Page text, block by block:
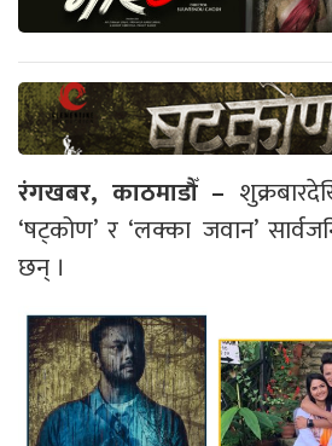
रंगखबर, काठमाडौँ –
‘षट्कोण’ र ‘लक्का जवान’
छन् ।